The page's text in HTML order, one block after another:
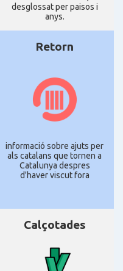
desglossat per paisos i
anys.
Retorn
informació sobre ajuts per
als catalans que tornen a
Catalunya despres
d'haver viscut fora
Calçotades